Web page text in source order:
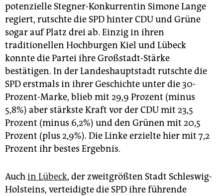
potenzielle Stegner-Konkurrentin Simone Lange
regiert, rutschte die SPD hinter CDU und Grüne
sogar auf Platz drei ab. Einzig in ihren
traditionellen Hochburgen Kiel und Lübeck
konnte die Partei ihre Großstadt-Stärke
bestätigen. In der Landeshauptstadt rutschte die
SPD erstmals in ihrer Geschichte unter die 30-
Prozent-Marke, blieb mit 29,9 Prozent (minus
5,8%) aber stärkste Kraft vor der CDU mit 23,5
Prozent (minus 6,2%) und den Grünen mit 20,5
Prozent (plus 2,9%). Die Linke erzielte hier mit 7,2
Prozent ihr bestes Ergebnis.
Auchin Lübeck, der zweitgrößten Stadt Schleswig-
Holsteins, verteidigte die SPD ihre führende